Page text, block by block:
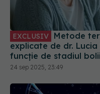
EXCLUSIV
explicate de dr.
funcție de stadiul bolii
24 sep 2025, 23:49